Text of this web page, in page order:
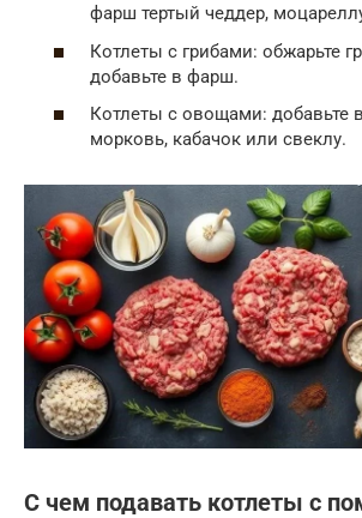
фарш тертый чеддер,
Котлеты с грибами: обжарьте
добавьте в фарш.
Котлеты с овощами: добавьте
морковь, кабачок или свеклу.
С чем подавать котлеты с